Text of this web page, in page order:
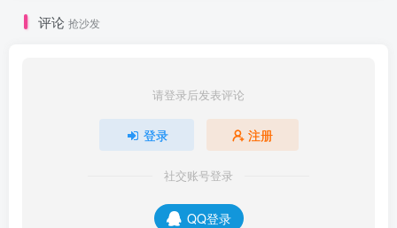
评论 抢沙发
请登录后发表评论
登录 注册
社交账号登录
QQ登录